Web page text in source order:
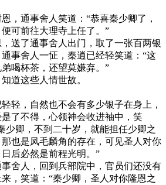
，通事舍人笑道：“恭喜秦少卿了，
可前往大理寺上任了。”
送了通事舍人出门，取了一张百两银
事舍人一怔，秦逍已经轻笑道：“这
喝杯茶，还望莫嫌弃。”
道这些人情世故。
轻，自然也不会有多少银子在身上，
了不得，心领神会收进袖中，笑
少卿，不到二十岁，就能担任少卿之
也是凤毛麟角的存在，可见圣人对你
后必然是前程光明。”
舍人，回到兵部院中，官员们还没有
，笑道：“秦少卿，圣人对你隆恩之